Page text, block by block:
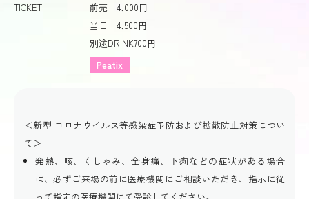
TICKET
前売 4,000円
当日 4,500円
別途DRINK700円
Peatix
＜新型 コロナウイルス等感染症予防および拡散防止対策につい
て＞
発熱、咳、くしゃみ、全身痛、下痢などの症状がある場合
は、必ずご来場の前に医療機関にご相談いただき、指示に従